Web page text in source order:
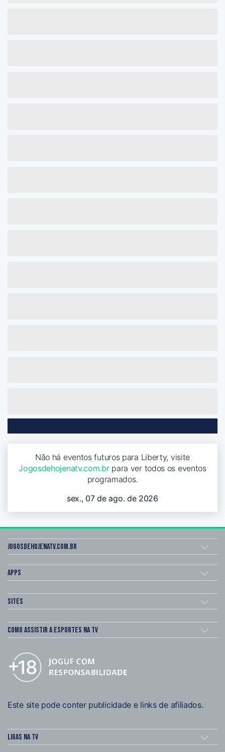
Não há eventos futuros para Liberty, visite
Jogosdehojenatv.com.brpara ver todos os eventos
programados.
sex., 07 de ago. de 2026
Jogosdehojenatv.com.br
Apps
Sites
Como assistir a esportes na TV
Este site pode conter publicidade e links de afiliados.
Ligas na TV